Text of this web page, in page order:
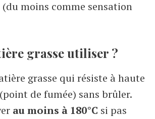
(du moins comme sensation
grasse utiliser ?
grasse qui résiste à haute
de fumée) sans brûler.
au moins à 180°C si pas